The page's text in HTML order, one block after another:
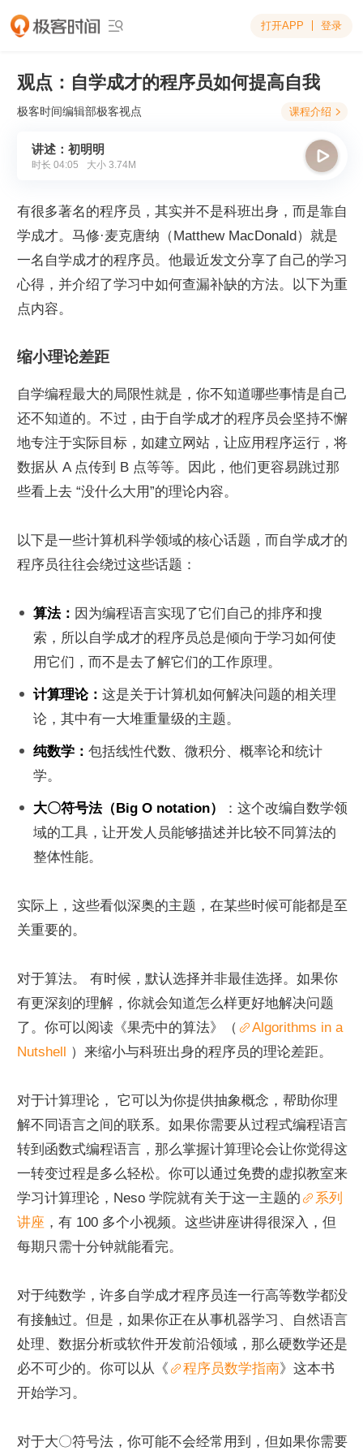
 打开APP 登录
观点：自学成才的程序员如何提高自我
极客时间编辑部极客视点 课程介绍 
讲述：初明明
时长 04:05 大小 3.74M

有很多著名的程序员，其实并不是科班出身，而是靠自
学成才。马修·麦克唐纳（Matthew MacDonald）就是
一名自学成才的程序员。他最近发文分享了自己的学习
心得，并介绍了学习中如何查漏补缺的方法。以下为重
点内容。
缩小理论差距
自学编程最大的局限性就是，你不知道哪些事情是自己
还不知道的。不过，由于自学成才的程序员会坚持不懈
地专注于实际目标，如建立网站，让应用程序运行，将
数据从 A 点传到 B 点等等。因此，他们更容易跳过那
些看上去 “没什么大用”的理论内容。
以下是一些计算机科学领域的核心话题，而自学成才的
程序员往往会绕过这些话题：
算法： 因为编程语言实现了它们自己的排序和搜
索，所以自学成才的程序员总是倾向于学习如何使
用它们，而不是去了解它们的工作原理。
计算理论： 这是关于计算机如何解决问题的相关理
论，其中有一大堆重量级的主题。
纯数学： 包括线性代数、微积分、概率论和统计
学。
大〇符号法（Big O notation）
：这个改编自数学领
域的工具，让开发人员能够描述并比较不同算法的
整体性能。
实际上，这些看似深奥的主题，在某些时候可能都是至
关重要的。
对于算法。 有时候，默认选择并非最佳选择。如果你
有更深刻的理解，你就会知道怎么样更好地解决问题
了。你可以阅读《果壳中的算法》（
Algorithms in a
Nutshell ）来缩小与科班出身的程序员的理论差距。
对于计算理论， 它可以为你提供抽象概念，帮助你理
解不同语言之间的联系。如果你需要从过程式编程语言
转到函数式编程语言，那么掌握计算理论会让你觉得这
一转变过程是多么轻松。你可以通过免费的虚拟教室来
学习计算理论，Neso 学院就有关于这一主题的
系列
讲座 ，有 100 多个小视频。这些讲座讲得很深入，但
每期只需十分钟就能看完。
对于纯数学，许多自学成才程序员连一行高等数学都没
有接触过。但是，如果你正在从事机器学习、自然语言
处理、数据分析或软件开发前沿领域，那么硬数学还是
必不可少的。你可以从《
程序员数学指南》这本书
开始学习。
对于大〇符号法，你可能不会经常用到，但如果你需要